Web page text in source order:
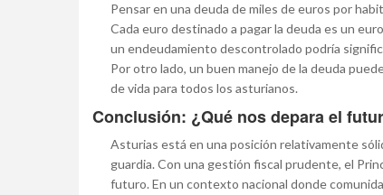
Pensar en una deuda de miles de euros por
Cada euro destinado a pagar la deuda es un
un endeudamiento descontrolado podría
Por otro lado, un buen manejo de la deuda
de vida para todos los asturianos.
Conclusión: ¿Qué nos depara el
Asturias está en una posición relativamente
guardia. Con una gestión fiscal prudente, el
futuro. En un contexto nacional donde